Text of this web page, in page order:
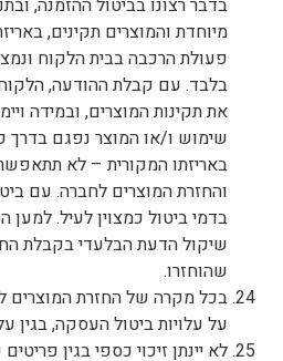
בדבר רצונו בביטול ההזמנה,
מיוחדת והמוצרים תקינים,
פעולת הרכבה בבית הלקוח
בלבד. עם קבלת ההודעה,
את תקינות המוצרים, ובמידה
שימוש ו/או המוצר נפגם בדרך
באריזתו המקורית – לא
והחזרת המוצרים לחברה. עם
בדמי ביטול כמצוין לעיל.
שיקול הדעת הבלעדי בקבלת
שהוחזרו.
בכל מקרה של החזרת המוצרים
על עלויות ביטול העסקה, בגין
לא יינתן זיכוי כספי בגין